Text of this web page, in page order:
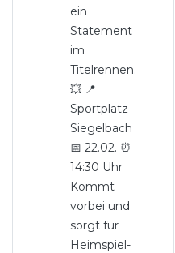
ein
Statement
im
Titelrennen.
💥 📍
Sportplatz
Siegelbach
📅 22.02. ⏰
14:30 Uhr
Kommt
vorbei und
sorgt für
Heimspiel-